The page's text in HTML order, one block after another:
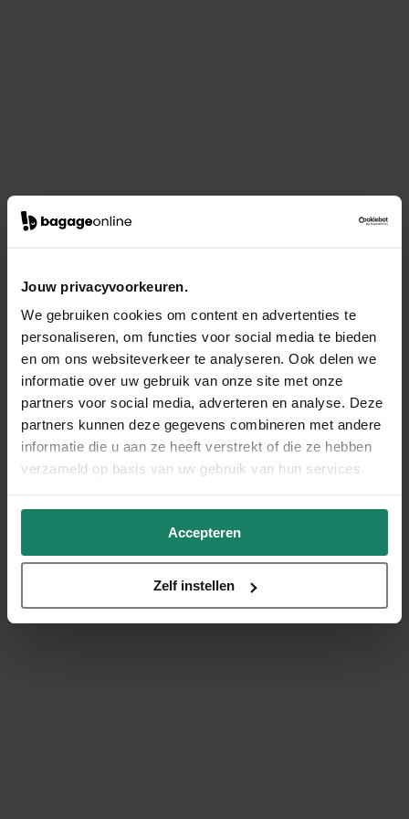
Jouw privacyvoorkeuren.
We gebruiken cookies om content en advertenties te
personaliseren, om functies voor social media te bieden
en om ons websiteverkeer te analyseren. Ook delen we
informatie over uw gebruik van onze site met onze
partners voor social media, adverteren en analyse. Deze
partners kunnen deze gegevens combineren met andere
informatie die u aan ze heeft verstrekt of die ze hebben
verzameld op basis van uw gebruik van hun services.
Accepteren
Zelf instellen